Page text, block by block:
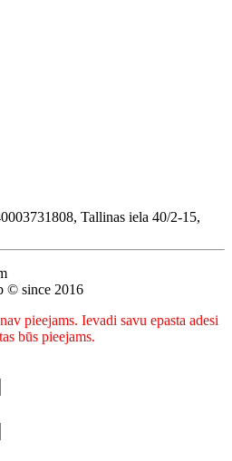
Tallinas iela 40/2-15,
© since 2016
pieejams. Ievadi savu epasta adesi
būs pieejams.